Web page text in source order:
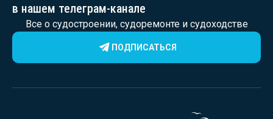
в нашем телеграм-канале
Все о судостроении, судоремонте и судоходстве
ПОДПИСАТЬСЯ